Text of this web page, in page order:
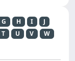
G H I
J
T U V
W